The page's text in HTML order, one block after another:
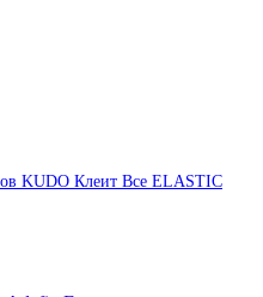
KUDO Клеит Все ELASTIС